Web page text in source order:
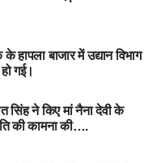
हापला बाजार में उद्यान विभाग
गई।
सिंह ने किए मां नैना देवी के
की कामना की….